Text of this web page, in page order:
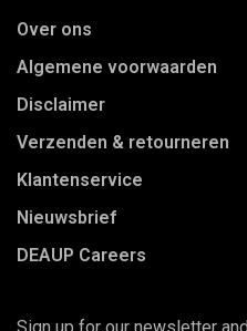
Over ons
Algemene voorwaarden
Disclaimer
Verzenden & retourneren
Klantenservice
Nieuwsbrief
DEAUP Careers